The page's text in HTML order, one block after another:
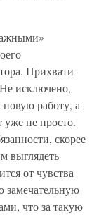
Прихвати
исключено,
работу, а
уже не просто.
скорее
выглядеть
от чувства
замечательную
что за такую